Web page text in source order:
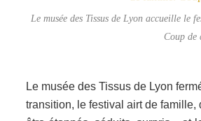
Le musée des Tissus de Lyon accueille
Coup de
Le musée des Tissus de Lyon
transition, le festival airt de